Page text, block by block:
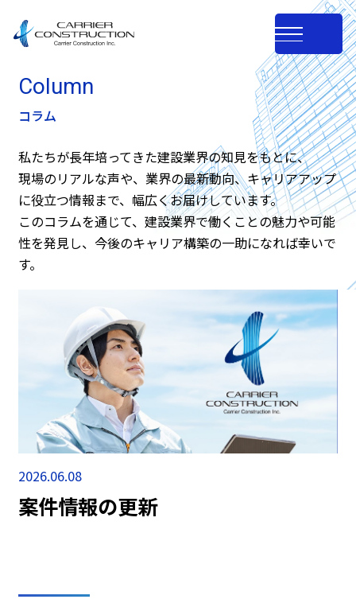
Column
コラム
私たちが長年培ってきた建設業界の知見をもとに、
現場のリアルな声や、業界の最新動向、キャリアアップ
に役立つ情報まで、幅広くお届けしています。
このコラムを通じて、建設業界で働くことの魅力や可能
性を発見し、今後のキャリア構築の一助になれば幸いで
す。
2026.06.08
案件情報の更新